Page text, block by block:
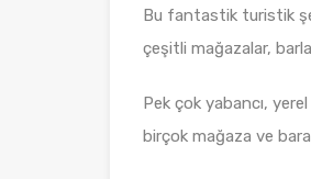
Bu fantastik turistik
çeşitli mağazalar,
Pek çok yabancı,
birçok mağaza ve